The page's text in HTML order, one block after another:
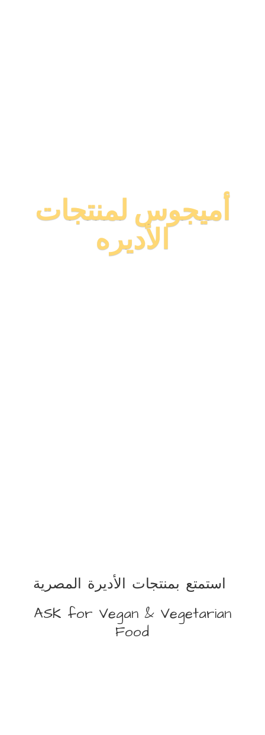
أميجوس لمنتجات
الأديره
ASK for Vegan & Vegetarian
Food